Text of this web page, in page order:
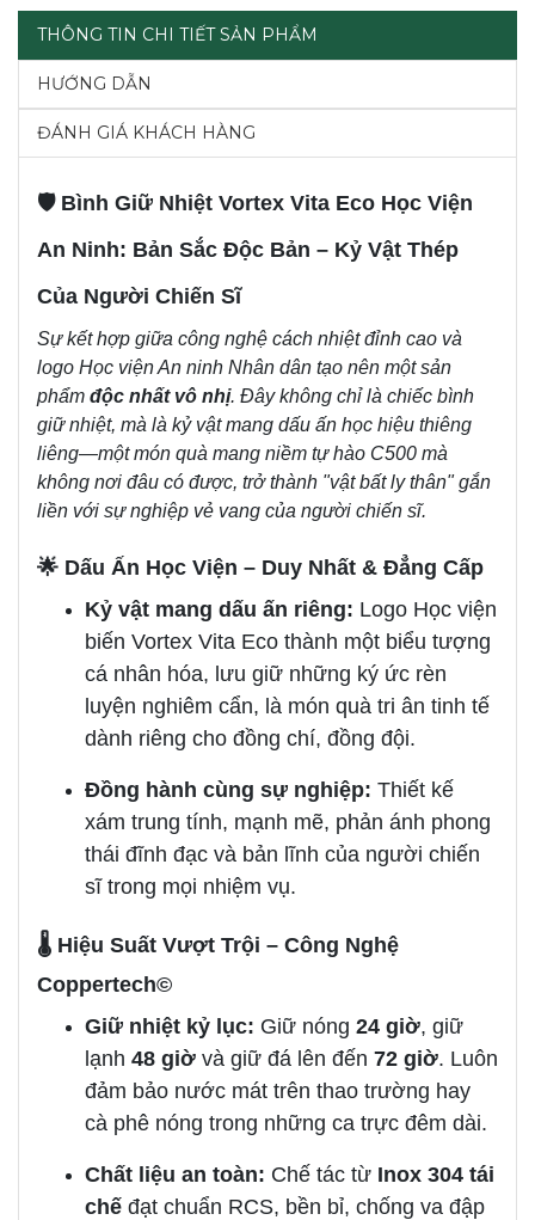
THÔNG TIN CHI TIẾT SẢN PHẨM
HƯỚNG DẪN
ĐÁNH GIÁ KHÁCH HÀNG
🛡️ Bình Giữ Nhiệt Vortex Vita Eco Học Viện
An Ninh: Bản Sắc Độc Bản – Kỷ Vật Thép
Của Người Chiến Sĩ
Sự kết hợp giữa công nghệ cách nhiệt đỉnh cao và
logo Học viện An ninh Nhân dân tạo nên một sản
phẩm độc nhất vô nhị. Đây không chỉ là chiếc bình
giữ nhiệt, mà là kỷ vật mang dấu ấn học hiệu thiêng
liêng—một món quà mang niềm tự hào C500 mà
không nơi đâu có được, trở thành "vật bất ly thân" gắn
liền với sự nghiệp vẻ vang của người chiến sĩ.
🌟 Dấu Ấn Học Viện – Duy Nhất & Đẳng Cấp
Kỷ vật mang dấu ấn riêng: Logo Học viện
biến Vortex Vita Eco thành một biểu tượng
cá nhân hóa, lưu giữ những ký ức rèn
luyện nghiêm cẩn, là món quà tri ân tinh tế
dành riêng cho đồng chí, đồng đội.
Đồng hành cùng sự nghiệp: Thiết kế
xám trung tính, mạnh mẽ, phản ánh phong
thái đĩnh đạc và bản lĩnh của người chiến
sĩ trong mọi nhiệm vụ.
🌡️ Hiệu Suất Vượt Trội – Công Nghệ
Coppertech©
Giữ nhiệt kỷ lục: Giữ nóng 24 giờ, giữ
lạnh 48 giờ và giữ đá lên đến 72 giờ. Luôn
đảm bảo nước mát trên thao trường hay
cà phê nóng trong những ca trực đêm dài.
Chất liệu an toàn: Chế tác từ Inox 304 tái
chế đạt chuẩn RCS, bền bỉ, chống va đập